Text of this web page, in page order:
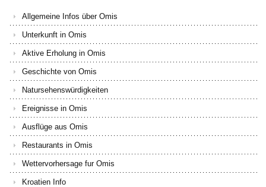
Allgemeine Infos über Omis
Unterkunft in Omis
Aktive Erholung in Omis
Geschichte von Omis
Natursehenswürdigkeiten
Ereignisse in Omis
Ausflüge aus Omis
Restaurants in Omis
Wettervorhersage fur Omis
Kroatien Info